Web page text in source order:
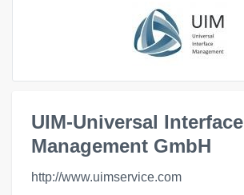
UIM-Universal Interface
Management GmbH
http://www.uimservice.com